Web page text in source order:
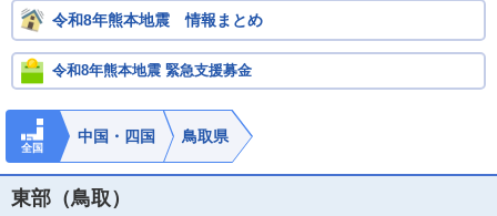
令和8年熊本地震 情報まとめ
令和8年熊本地震 緊急支援募金
全国
中国・四国 鳥取県
東部（鳥取）